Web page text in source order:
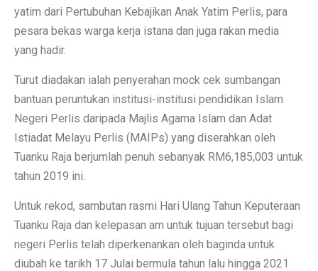
yatim dari Pertubuhan Kebajikan Anak Yatim Perlis, para
pesara bekas warga kerja istana dan juga rakan media
yang hadir.
Turut diadakan ialah penyerahan mock cek sumbangan
bantuan peruntukan institusi-institusi pendidikan Islam
Negeri Perlis daripada Majlis Agama Islam dan Adat
Istiadat Melayu Perlis (MAIPs) yang diserahkan oleh
Tuanku Raja berjumlah penuh sebanyak RM6,185,003 untuk
tahun 2019 ini.
Untuk rekod, sambutan rasmi Hari Ulang Tahun Keputeraan
Tuanku Raja dan kelepasan am untuk tujuan tersebut bagi
negeri Perlis telah diperkenankan oleh baginda untuk
diubah ke tarikh 17 Julai bermula tahun lalu hingga 2021